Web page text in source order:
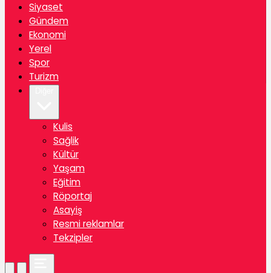
Siyaset
Gündem
Ekonomi
Yerel
Spor
Turizm
Kulis
Sağlik
Kültür
Yaşam
Eğitim
Röportaj
Asayiş
Resmi reklamlar
Tekzipler